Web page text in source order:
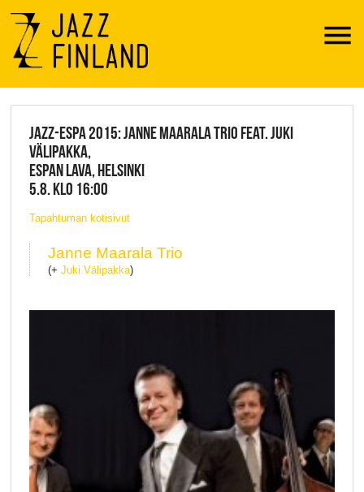
Menu
JAZZ FINLAND LIVE
JAZZ-ESPA 2015: JANNE MAARALA TRIO FEAT. JUKI
VÄLIPAKKA,
ESPAN LAVA, HELSINKI
5.8. KLO 16:00
Tapahtuman kotisivut
Janne Maarala Trio
(+ Juki Välipakka)